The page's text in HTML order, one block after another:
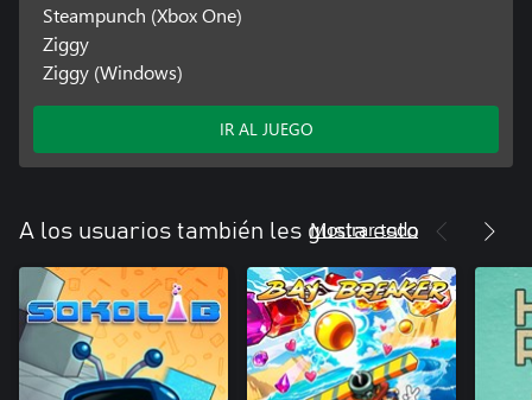
Steampunch (Xbox One)
Ziggy
Ziggy (Windows)
IR AL JUEGO
A los usuarios también les gusta esto
Mostrar todo